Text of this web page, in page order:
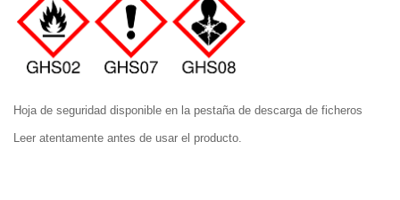
Hoja de seguridad disponible en la pestaña de descarga de ficheros
Leer atentamente antes de usar el producto.